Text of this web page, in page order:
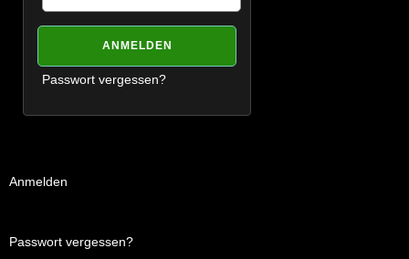
Passwort vergessen?
Anmelden
Passwort vergessen?